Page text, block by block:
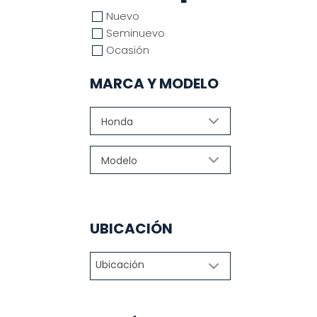
Nuevo
Seminuevo
Ocasión
MARCA Y MODELO
UBICACIÓN